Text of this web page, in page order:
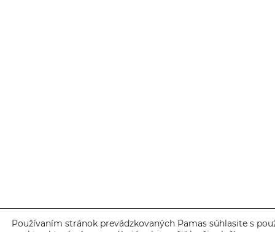
Používaním stránok prevádzkovaných Pamas súhlasite s